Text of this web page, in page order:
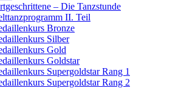
– Die Tanzstunde
II. Teil
Bronze
Silber
Gold
Goldstar
Supergoldstar Rang 1
Supergoldstar Rang 2